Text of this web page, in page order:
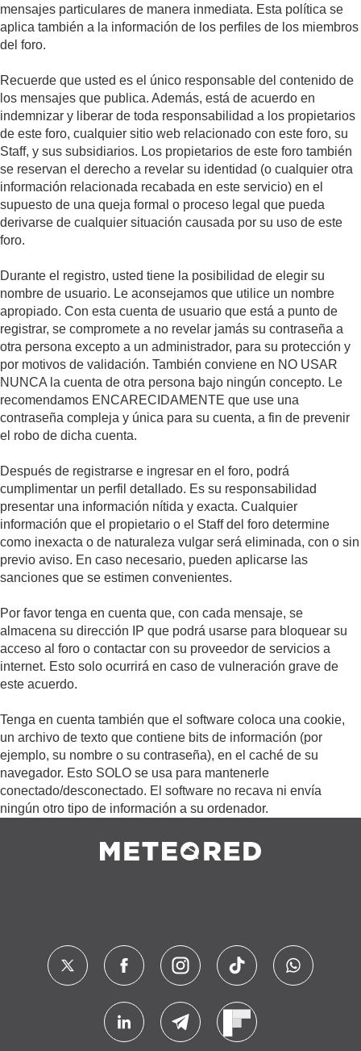
mensajes particulares de manera inmediata. Esta política se
aplica también a la información de los perfiles de los miembros
del foro.
Recuerde que usted es el único responsable del contenido de
los mensajes que publica. Además, está de acuerdo en
indemnizar y liberar de toda responsabilidad a los propietarios
de este foro, cualquier sitio web relacionado con este foro, su
Staff, y sus subsidiarios. Los propietarios de este foro también
se reservan el derecho a revelar su identidad (o cualquier otra
información relacionada recabada en este servicio) en el
supuesto de una queja formal o proceso legal que pueda
derivarse de cualquier situación causada por su uso de este
foro.
Durante el registro, usted tiene la posibilidad de elegir su
nombre de usuario. Le aconsejamos que utilice un nombre
apropiado. Con esta cuenta de usuario que está a punto de
registrar, se compromete a no revelar jamás su contraseña a
otra persona excepto a un administrador, para su protección y
por motivos de validación. También conviene en NO USAR
NUNCA la cuenta de otra persona bajo ningún concepto. Le
recomendamos ENCARECIDAMENTE que use una
contraseña compleja y única para su cuenta, a fin de prevenir
el robo de dicha cuenta.
Después de registrarse e ingresar en el foro, podrá
cumplimentar un perfil detallado. Es su responsabilidad
presentar una información nítida y exacta. Cualquier
información que el propietario o el Staff del foro determine
como inexacta o de naturaleza vulgar será eliminada, con o sin
previo aviso. En caso necesario, pueden aplicarse las
sanciones que se estimen convenientes.
Por favor tenga en cuenta que, con cada mensaje, se
almacena su dirección IP que podrá usarse para bloquear su
acceso al foro o contactar con su proveedor de servicios a
internet. Esto solo ocurrirá en caso de vulneración grave de
este acuerdo.
Tenga en cuenta también que el software coloca una cookie,
un archivo de texto que contiene bits de información (por
ejemplo, su nombre o su contraseña), en el caché de su
navegador. Esto SOLO se usa para mantenerle
conectado/desconectado. El software no recava ni envía
ningún otro tipo de información a su ordenador.